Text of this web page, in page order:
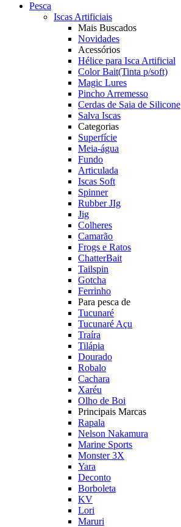
Pesca
Iscas Artificiais
Mais Buscados
Novidades
Acessórios
Hélice para Isca Artificial
Color Bait(Tinta p/soft)
Magic Lures
Pincho Arremesso
Cerdas de Saia de Silicone
Salva Iscas
Categorias
Superfície
Meia-água
Fundo
Articulada
Iscas Soft
Spinner
Rubber JIg
Jig
Colheres
Camarão
Frogs e Ratos
ChatterBait
Tailspin
Gotcha
Ferrinho
Para pesca de
Tucunaré
Tucunaré Açu
Traíra
Tilápia
Dourado
Robalo
Cachara
Xaréu
Olho de Boi
Principais Marcas
Rapala
Nelson Nakamura
Marine Sports
Monster 3X
Yara
Deconto
Borboleta
KV
Lori
Maruri